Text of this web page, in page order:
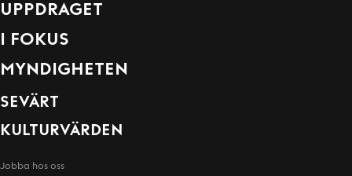
UPPDRAGET
I FOKUS
MYNDIGHETEN
SEVÄRT
KULTURVÄRDEN
Jobba hos oss